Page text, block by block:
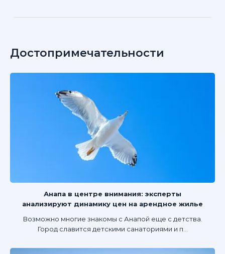
Достопримечательности
Анапа в центре внимания: эксперты
анализируют динамику цен на арендное жилье
Возможно многие знакомы с Анапой еще с детства.
Город славится детскими санаториями и п...